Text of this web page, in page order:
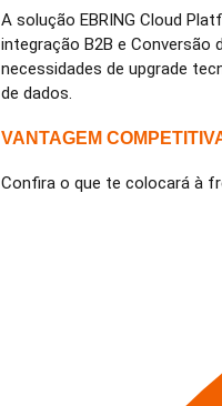
A solução EBRING Cloud
integração B2B e Conversão
necessidades de upgrade
de dados.
VANTAGEM
Confira o que te colocará à